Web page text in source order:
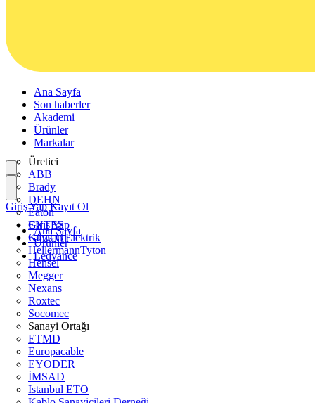
Ana Sayfa
Son haberler
Akademi
Ürünler
Markalar
Üretici
ABB
Brady
DEHN
Eaton
ENTES
Günsan Elektrik
HellermannTyton
Hensel
Megger
Nexans
Roxtec
Socomec
Sanayi Ortağı
ETMD
Europacable
EYODER
İMSAD
Istanbul ETO
Giriş Yap
Kayıt Ol
Giriş Yap Kayıt Ol
Ana Sayfa
Ürünler
Ledvance